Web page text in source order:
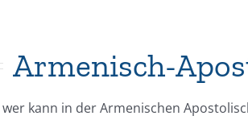
Armenisch-
kann in der Armenischen